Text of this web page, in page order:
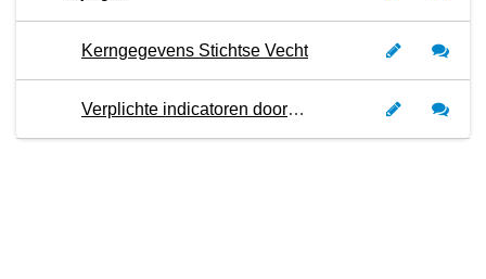
Kerngegevens Stichtse Vecht
Verplichte indicatoren door het rijk